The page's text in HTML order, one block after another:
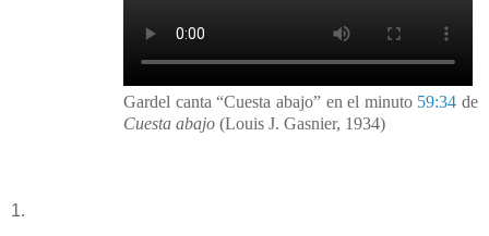
Gardel canta “Cuesta abajo” en el minuto 59:34 de
Cuesta abajo (Louis J. Gasnier, 1934)
1.